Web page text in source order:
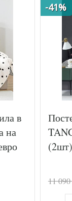
в
на
-41%
11 090